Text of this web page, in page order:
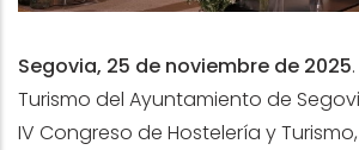
Segovia, 25 de noviembre de 2025.
Turismo del Ayuntamiento de
IV Congreso de Hostelería y